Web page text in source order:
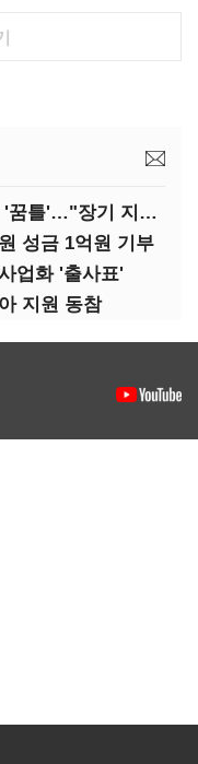
(영상)늘어난 급매물에 갭투자 '꿈틀'…"장기 지속 미지수"
성금 1억원 기부
업화 '출사표'
지원 동참